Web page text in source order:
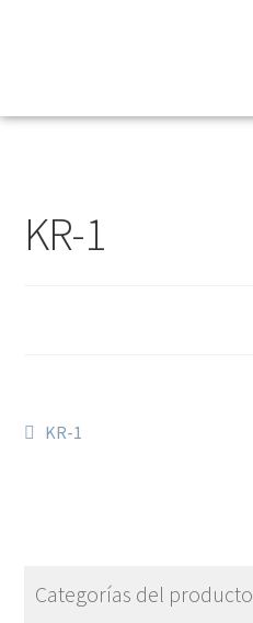
KR-1
KR-1
Categorías del producto